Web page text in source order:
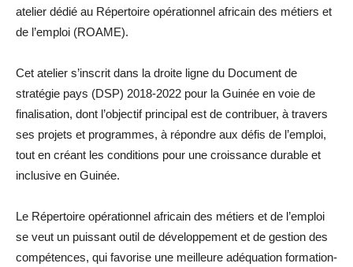
atelier dédié au Répertoire opérationnel africain des métiers et
de l’emploi (ROAME).
Cet atelier s’inscrit dans la droite ligne du Document de
stratégie pays (DSP) 2018-2022 pour la Guinée en voie de
finalisation, dont l’objectif principal est de contribuer, à travers
ses projets et programmes, à répondre aux défis de l’emploi,
tout en créant les conditions pour une croissance durable et
inclusive en Guinée.
Le Répertoire opérationnel africain des métiers et de l’emploi
se veut un puissant outil de développement et de gestion des
compétences, qui favorise une meilleure adéquation formation-